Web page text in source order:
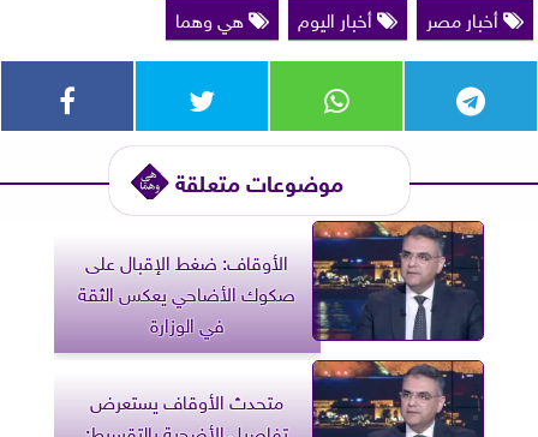
أخبار مصر
أخبار اليوم هي وهما
موضوعات متعلقة
الأوقاف: ضغط الإقبال على
صكوك الأضاحي يعكس الثقة
في الوزارة
متحدث الأوقاف يستعرض